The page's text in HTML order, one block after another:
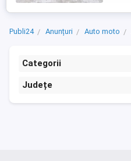
Publi24 Anunțuri Auto moto
Categorii
Județe